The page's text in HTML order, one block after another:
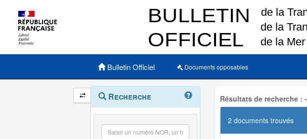
Menu principal
Bulletin Officiel Documents opposables
Navigation
et
outils
annexes
Menu
contextuel
Recherche Résultats de recherche :
2 documents trouvés